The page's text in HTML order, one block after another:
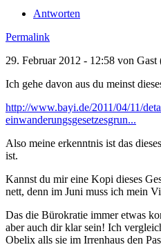
Antworten
Permalink
29. Februar 2012 - 12:58 von Gast
Ich gehe davon aus du meinst
http://www.bayi.de/2011/04/11/
einwanderungsgesetzesgrun...
Also meine erkenntnis ist das
ist.
Kannst du mir eine Kopi dieses
nett, denn im Juni muss ich mein
Das die Bürokratie immer etwas
aber auch dir klar sein! Ich
Obelix alls sie im Irrenhaus den